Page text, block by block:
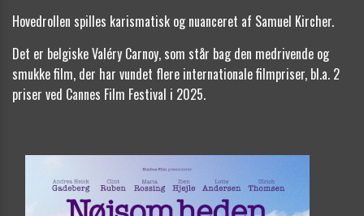
Hovedrollen spilles karismatisk og nuanceret af Samuel Kircher.
Det er belgiske Valéry Carnoy, som står bag den medrivende og
smukke film, der har vundet flere internationale filmpriser, bl.a. 2
priser ved Cannes Film Festival i 2025.